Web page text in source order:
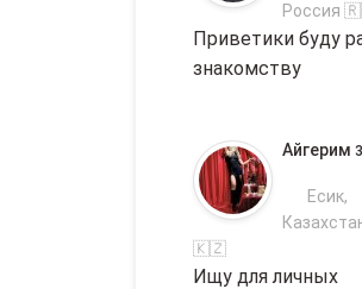
Россия
Приветики буду
знакомству
Айгерим
Есик,
🇰🇿
Ищу для личных